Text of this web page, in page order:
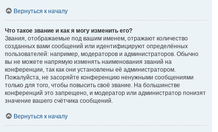
Вернуться к началу
Что такое звание и как я могу изменить его?
Звания, отображаемые под вашим именем, отражают количество
созданных вами сообщений или идентифицируют определённых
пользователей: например, модераторов и администраторов. Обычно
вы не можете напрямую изменять наименования званий на
конференции, так как они установлены её администратором.
Пожалуйста, не засоряйте конференцию ненужными сообщениями
только для того, чтобы повысить своё звание. На большинстве
конференций это запрещено, и модератор или администратор понизят
значение вашего счётчика сообщений.
Вернуться к началу